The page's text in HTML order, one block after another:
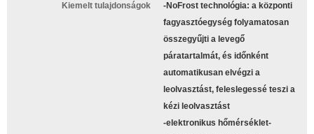
Kiemelt tulajdonságok
-NoFrost technológia: a központi
fagyasztóegység folyamatosan
összegyűjti a levegő
páratartalmát, és időnként
automatikusan elvégzi a
leolvasztást, feleslegessé teszi a
kézi leolvasztást
-elektronikus hőmérséklet-